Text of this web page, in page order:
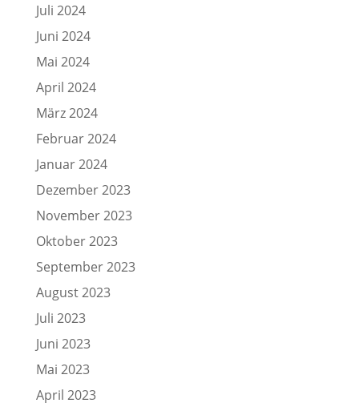
Juli 2024
Juni 2024
Mai 2024
April 2024
März 2024
Februar 2024
Januar 2024
Dezember 2023
November 2023
Oktober 2023
September 2023
August 2023
Juli 2023
Juni 2023
Mai 2023
April 2023